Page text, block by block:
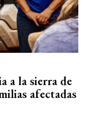
a la sierra de
afectadas